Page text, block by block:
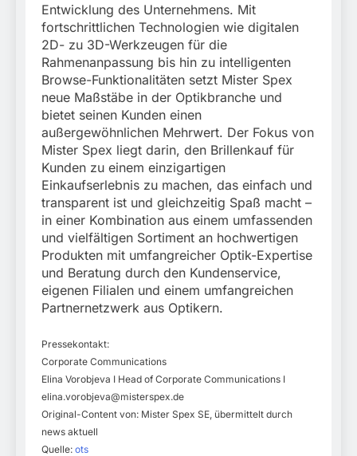
Entwicklung des Unternehmens. Mit
fortschrittlichen Technologien wie digitalen
2D- zu 3D-Werkzeugen für die
Rahmenanpassung bis hin zu intelligenten
Browse-Funktionalitäten setzt Mister Spex
neue Maßstäbe in der Optikbranche und
bietet seinen Kunden einen
außergewöhnlichen Mehrwert. Der Fokus von
Mister Spex liegt darin, den Brillenkauf für
Kunden zu einem einzigartigen
Einkaufserlebnis zu machen, das einfach und
transparent ist und gleichzeitig Spaß macht –
in einer Kombination aus einem umfassenden
und vielfältigen Sortiment an hochwertigen
Produkten mit umfangreicher Optik-Expertise
und Beratung durch den Kundenservice,
eigenen Filialen und einem umfangreichen
Partnernetzwerk aus Optikern.
Pressekontakt:
Corporate Communications
Elina Vorobjeva I Head of Corporate Communications I
elina.vorobjeva@misterspex.de
Original-Content von: Mister Spex SE, übermittelt durch
news aktuell
Quelle: ots